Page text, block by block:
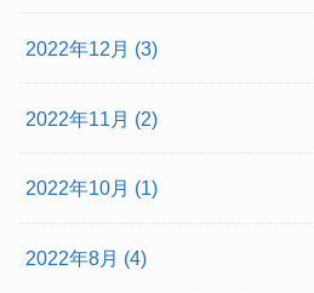
2022年12月 (3)
2022年11月 (2)
2022年10月 (1)
2022年8月 (4)